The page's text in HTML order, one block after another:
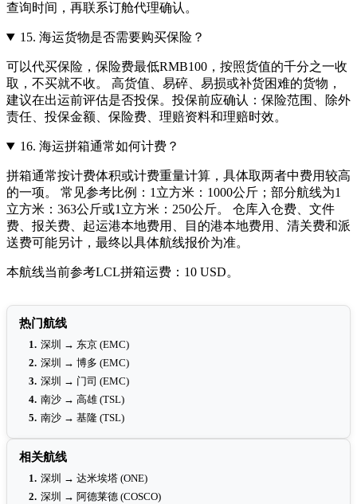
查询时间，再联系订舱代理确认。
15. 海运货物是否需要购买保险？
可以代买保险，保险费最低RMB100，按照货值的千分之一收
取，不买就不收。 高货值、易碎、易损或补货困难的货物，
建议在出运前评估是否投保。投保前应确认：保险范围、除外
责任、投保金额、保险费、理赔资料和理赔时效。
16. 海运拼箱通常如何计费？
拼箱通常按计费体积或计费重量计算，具体取两者中费用较高
的一项。 常见参考比例：1立方米：1000公斤；部分航线为1
立方米：363公斤或1立方米：250公斤。 仓库入仓费、文件
费、报关费、起运港本地费用、目的港本地费用、清关费和派
送费可能另计，最终以具体航线报价为准。
本航线当前参考LCL拼箱运费：10 USD。
热门航线
1. 深圳 → 东京 (EMC)
2. 深圳 → 博多 (EMC)
3. 深圳 → 门司 (EMC)
4. 南沙 → 高雄 (TSL)
5. 南沙 → 基隆 (TSL)
相关航线
1. 深圳 → 达米埃塔 (ONE)
2. 深圳 → 阿德莱德 (COSCO)